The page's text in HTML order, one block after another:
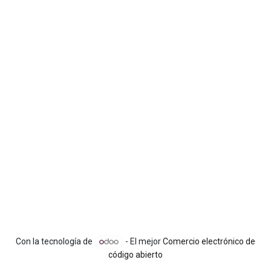
Con la tecnología de - El mejorComercio electrónico de
código abierto